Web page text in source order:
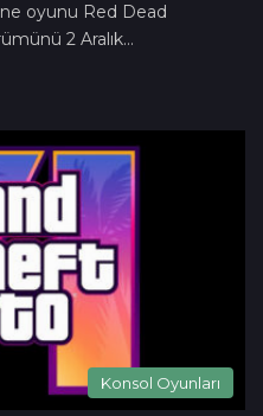
oyunu Red Dead
2 Aralık…
Konsol Oyunları